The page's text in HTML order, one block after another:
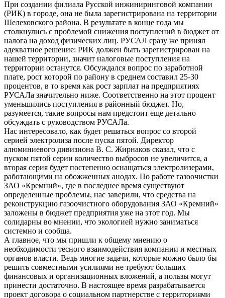
При создании филиала Русской инжиниринговой компании
(РИК) в городе, она не была зарегистрирована на территории
Шелеховского района. В результате в конце года мы
столкнулись с проблемой снижения поступлений в бюджет от
налога на доход физических лиц. РУСАЛ сразу же принял
адекватное решение: РИК должен быть зарегистрирован на
нашей территории, значит налоговые поступления на
территории останутся. Обсуждался вопрос по заработной
плате, рост которой по району в среднем составил 25-30
процентов, в то время как рост зарплат на предприятиях
РУСАЛа значительно ниже. Соответственно на этот процент
уменьшились поступления в районный бюджет. Но,
разумеется, такие вопросы нам предстоит еще детально
обсуждать с руководством РУСАЛа.
Нас интересовало, как будет решаться вопрос со второй
серией электролиза после пуска пятой. Директор
алюминиевого дивизиона В. С. Жирнаков сказал, что с
пуском пятой серии количество выбросов не увеличится, а
вторая серия будет постепенно оснащаться электролизерами,
работающими на обожженных анодах. По работе газоочистки
ЗАО «Кремний», где в последнее время существуют
определенные проблемы, нас заверили, что средства на
реконструкцию газоочистного оборудования ЗАО «Кремний»
заложены в бюджет предприятия уже на этот год. Мы
солидарны во мнении, что экологией нужно заниматься
системно и сообща.
А главное, что мы пришли к общему мнению о
необходимости тесного взаимодействия компании и местных
органов власти. Ведь многие задачи, которые можно было бы
решить совместными усилиями не требуют больших
финансовых и организационных вложений, а пользы могут
принести достаточно. В настоящее время разрабатывается
проект договора о социальном партнерстве с территориями